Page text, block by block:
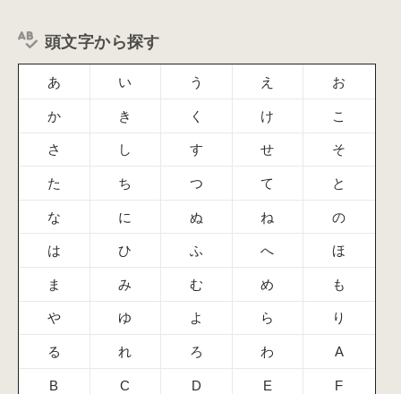
頭文字から探す
あ い う え お
か き く け こ
さ し す せ そ
た ち つ て と
な に ぬ ね の
は ひ ふ へ ほ
ま み む め も
や ゆ よ ら り
る れ ろ わ A
B C D E F